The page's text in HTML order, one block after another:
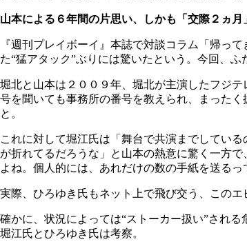
山本による６年間の片思い、しかも「交際２ヵ
『週刊プレイボーイ』本誌で対談コラム「帰っ
た“猛アタック”ぶりには驚いたという。今回、
堀北と山本は２００９年、堀北が主演したフジ
号を聞いても事務所の番号を教えられ、まった
と。
これに対して堀江氏は「舞台で共演までしてい
が折れてるだろうな」と山本の熱意に驚く一方
よね。個人的には、あれだけの数の手紙を送る
実際、ひろゆき氏もネット上で飛び交う、この
確かに、状況によっては“ストーカー扱い”され
堀江氏とひろゆき氏は考察。